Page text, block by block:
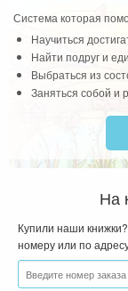
Система которая
Научиться
Найти подруг и
Выбраться из
Заняться собой и
На
Купили наши
номеру или по